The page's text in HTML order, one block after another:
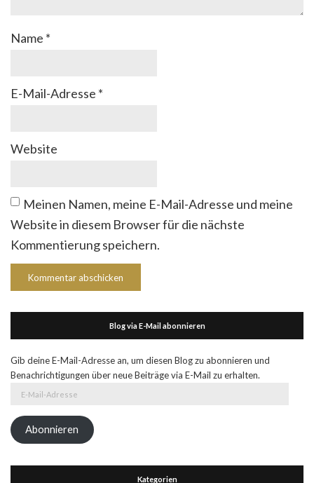
Name *
E-Mail-Adresse *
Website
Meinen Namen, meine E-Mail-Adresse und meine
Website in diesem Browser für die nächste
Kommentierung speichern.
Blog via E-Mail abonnieren
Gib deine E-Mail-Adresse an, um diesen Blog zu abonnieren und
Benachrichtigungen über neue Beiträge via E-Mail zu erhalten.
Adresse
Abonnieren
Kategorien